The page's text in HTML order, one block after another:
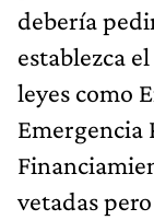
debería
establezca
leyes como
Emergencia
vetadas